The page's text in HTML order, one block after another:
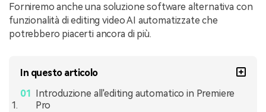
Forniremo anche una soluzione software alternativa con
funzionalità di editing video AI automatizzate che
potrebbero piacerti ancora di più.
In questo articolo
Introduzione all'editing automatico in Premiere
Pro